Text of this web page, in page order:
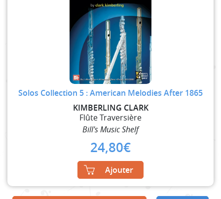
Solos Collection 5 : American Melodies After 1865
KIMBERLING CLARK
Flûte Traversière
Bill's Music Shelf
24,80€
Ajouter